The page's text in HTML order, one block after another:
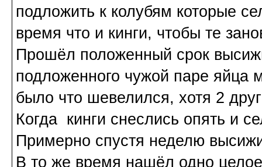
подложить к колубям которые
время что и кинги, чтобы те
Прошёл положенный срок
подложенного чужой паре
было что шевелился, хотя 2
Когда кинги снеслись опять и
Примерно спустя неделю
В то же время нашёл одно целое